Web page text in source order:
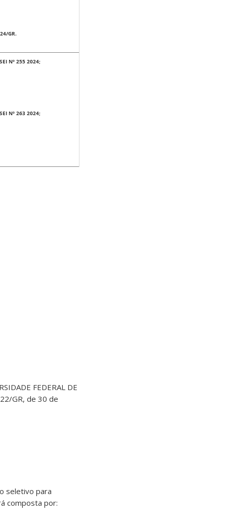
GR.
Nº 255 2024;
Nº 263 2024;
FEDERAL DE
GR, de 30 de
seletivo para
composta por: